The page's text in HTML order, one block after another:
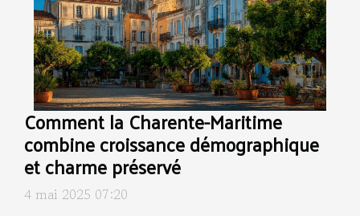
Comment la Charente-Maritime
combine croissance démographique
et charme préservé
4 mai 2025 07:20